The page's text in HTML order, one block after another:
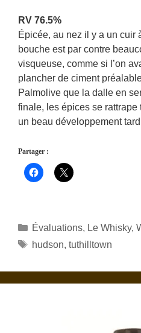
RV 76.5%
Épicée, au nez il y a un cuir
bouche est par contre
visqueuse, comme si l’on
plancher de ciment
Palmolive que la dalle en
finale, les épices se rattrape
un beau développement
Partager :
Catégories
Évaluations, Le Whisky,
Étiquettes
hudson, tuthilltown